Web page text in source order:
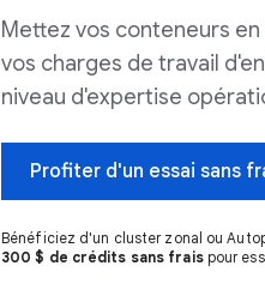
Mettez vos conteneurs
vos charges de travail
niveau d'expertise
Profiter d'un essai sans
Bénéficiez d'un cluster zonal ou
300 $ de crédits sans fraispour